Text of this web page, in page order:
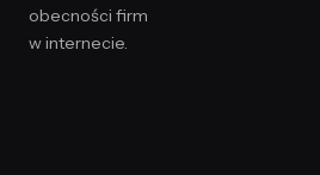
obecności firm
w internecie.